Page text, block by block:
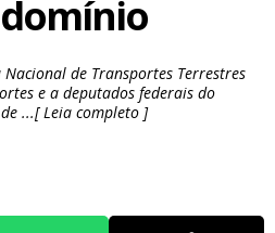
Nacional de Transportes Terrestres
e a deputados federais do
...[ Leia completo ]